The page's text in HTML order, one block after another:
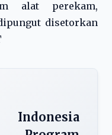
alat perekam,
disetorkan